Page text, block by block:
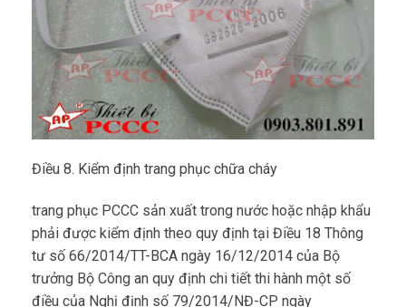
Điều 8. Kiểm định trang phục chữa cháy
trang phục PCCC sản xuất trong nước hoặc nhập khẩu
phải được kiểm định theo quy định tại Điều 18 Thông
tư số 66/2014/TT-BCA ngày 16/12/2014 của Bộ
trưởng Bộ Công an quy định chi tiết thi hành một số
điều của Nghị định số 79/2014/NĐ-CP ngày